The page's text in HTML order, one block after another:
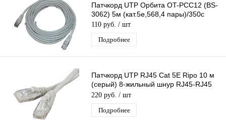
Патчкорд UTP Орбита OT-PCC12 (BS-
3062) 5м (кат.5e,568,4 пары)/350с
110 руб. / шт
Подробнее
Патчкорд UTP RJ45 Cat 5E Ripo 10 м
(серый) 8-жильный шнур RJ45-RJ45
для соединения сетевых устройств
220 руб. / шт
Подробнее